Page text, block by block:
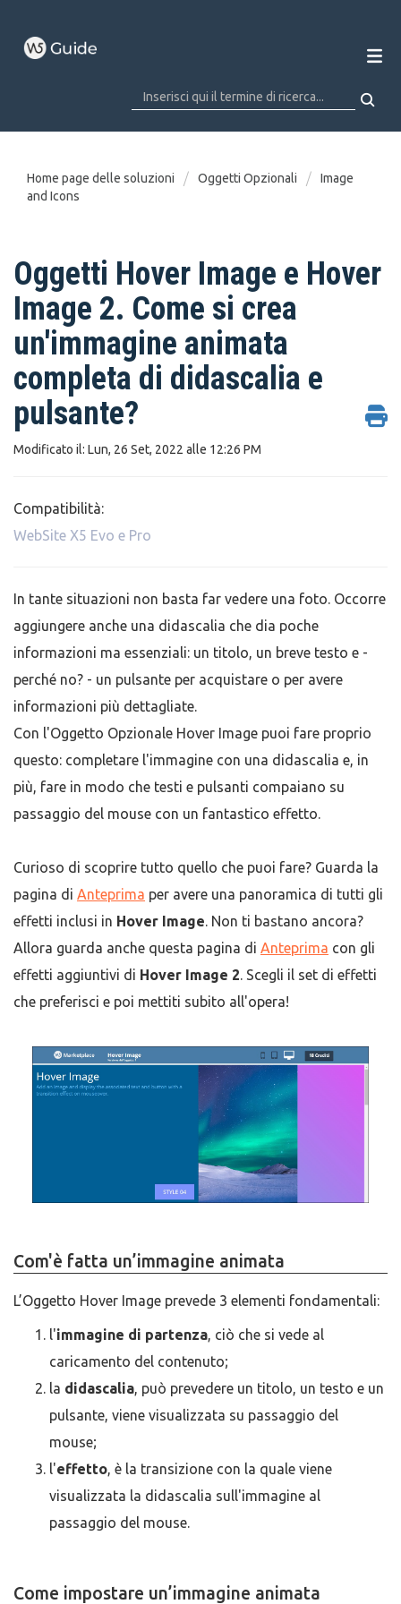
Home page delle soluzioni Oggetti Opzionali
Image
and Icons
Oggetti Hover Image e Hover
Image 2. Come si crea
un'immagine animata
completa di didascalia e
pulsante?
Modificato il: Lun, 26 Set, 2022 alle 12:26 PM
Compatibilità:
WebSite X5 Evo e Pro
In tante situazioni non basta far vedere una foto. Occorre
aggiungere anche una didascalia che dia poche
informazioni ma essenziali: un titolo, un breve testo e -
perché no? - un pulsante per acquistare o per avere
informazioni più dettagliate.
Con l'Oggetto Opzionale Hover Image puoi fare proprio
questo: completare l'immagine con una didascalia e, in
più, fare in modo che testi e pulsanti compaiano su
passaggio del mouse con un fantastico effetto.
Curioso di scoprire tutto quello che puoi fare? Guarda la
pagina di Anteprima per avere una panoramica di tutti gli
effetti inclusi in Hover Image. Non ti bastano ancora?
Allora guarda anche questa pagina di Anteprima con gli
effetti aggiuntivi di Hover Image 2. Scegli il set di effetti
che preferisci e poi mettiti subito all'opera!
Com'è fatta un’immagine animata
L’Oggetto Hover Image prevede 3 elementi fondamentali:
l'immagine di partenza, ciò che si vede al
caricamento del contenuto;
la didascalia, può prevedere un titolo, un testo e un
pulsante, viene visualizzata su passaggio del
mouse;
l'effetto, è la transizione con la quale viene
visualizzata la didascalia sull'immagine al
passaggio del mouse.
Come impostare un’immagine animata